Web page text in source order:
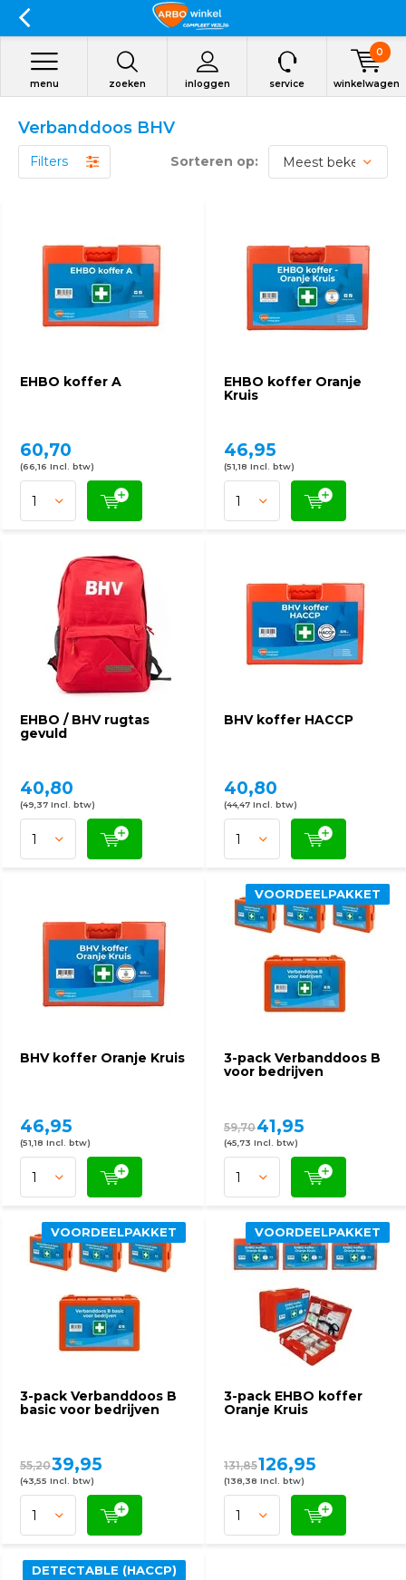
zoeken inloggen
menu service winkelwagen
0
Verbanddoos BHV
Filters Sorteren op:
EHBO koffer A
60,70
(66,16 Incl. btw)
EHBO koffer Oranje
Kruis
46,95
(51,18 Incl. btw)
EHBO / BHV rugtas
gevuld
40,80
(49,37 Incl. btw)
BHV koffer HACCP
40,80
(44,47 Incl. btw)
BHV koffer Oranje Kruis
46,95
(51,18 Incl. btw)
3-pack Verbanddoos B
voor bedrijven
VOORDEELPAKKET
59,7041,95
(45,73 Incl. btw)
3-pack Verbanddoos B
basic voor bedrijven
VOORDEELPAKKET
55,2039,95
(43,55 Incl. btw)
3-pack EHBO koffer
Oranje Kruis
VOORDEELPAKKET
131,85126,95
(138,38 Incl. btw)
DETECTABLE (HACCP)